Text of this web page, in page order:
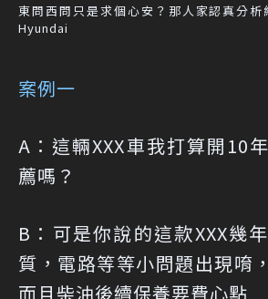
東問西問只是求個心安？那人家認真分析
Hyundai
案例一
A：這輛XXX車我打算開10
薦嗎？
B：可是你說的這款XXX幾
質，電路等等小問題出現唷
而且柴油後續保養要費心點